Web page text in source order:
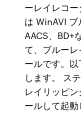
ーレイレコ
は WinAVI
AACS、BD+
て、ブルー
ールです。
します。 ス
レイリッピ
ールして起動